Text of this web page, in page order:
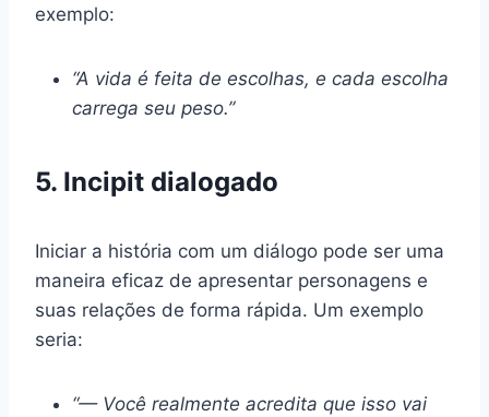
exemplo:
“A vida é feita de escolhas, e cada escolha
carrega seu peso.”
5. Incipit dialogado
Iniciar a história com um diálogo pode ser uma
maneira eficaz de apresentar personagens e
suas relações de forma rápida. Um exemplo
seria:
“— Você realmente acredita que isso vai